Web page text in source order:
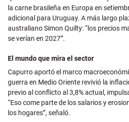
la carne brasileña en Europa en
adicional para Uruguay. A más largo
australiano Simon Quilty: “los precios
se verían en 2027”.
El mundo que mira el sector
Capurro aportó el marco
guerra en Medio Oriente revivió la
previo al conflicto al 3,8% actual,
“Eso come parte de los salarios y
los hogares”, señaló.